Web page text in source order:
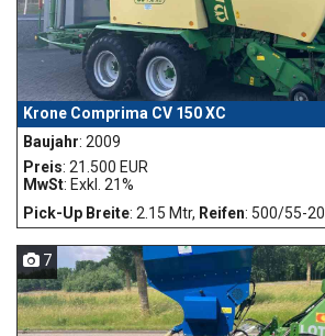
Krone Comprima CV 150 XC
Baujahr: 2009
Preis: 21.500 EUR
MwSt: Exkl. 21%
Pick-Up Breite: 2.15 Mtr, Reifen: 500/55-20
7